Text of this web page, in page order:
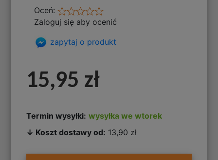
Oceń:
Zaloguj się aby ocenić
zapytaj o produkt
15,95 zł
Termin wysyłki: wysyłka we wtorek
↓ Koszt dostawy od: 13,90 zł